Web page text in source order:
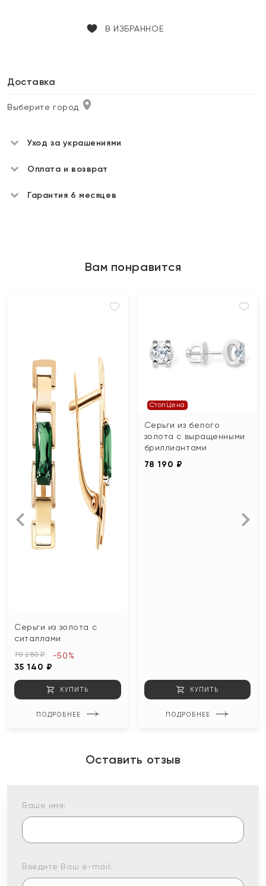
В ИЗБРАННОЕ
Доставка
Выберите город
Уход за украшениями
Оплата и возврат
Гарантия 6 месяцев
Вам понравится
Серьги из золота с
ситаллами
70 280 ₽
35 140 ₽
-50%
КУПИТЬ
ПОДРОБНЕЕ
СтопЦена
Серьги из белого
золота с выращенными
бриллиантами
78 190 ₽
КУПИТЬ
ПОДРОБНЕЕ
Оставить отзыв
Ваше имя:
Введите Ваш e-mail: